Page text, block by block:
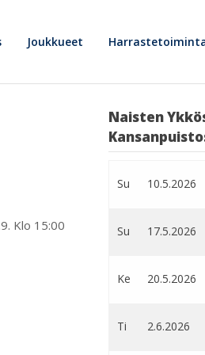
Joukkueet
Klo 15:00
Naisten
Su 10.5.2026
Su 17.5.2026
Ke 20.5.2026
Ti 2.6.2026